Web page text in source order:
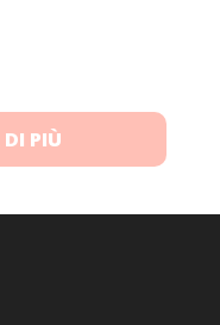
PIÙ